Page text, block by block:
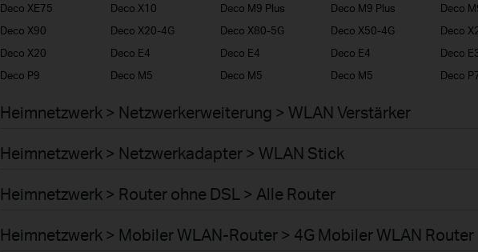
Deco XE75
Deco X10 Deco M9 Plus Deco M9 Plus
Deco
Deco X90
Deco X20-4G Deco X80-5G Deco X50-4G
Deco
Deco X20
Deco E4 Deco E4 Deco E4
Deco
Deco P9
Deco M5 Deco M5 Deco M5 Deco
Heimnetzwerk > Netzwerkerweiterung > WLAN Verstärker
Heimnetzwerk > Netzwerkadapter > WLAN Stick
Heimnetzwerk > Router ohne DSL > Alle Router
Heimnetzwerk > Mobiler WLAN-Router > 4G Mobiler WLAN Router